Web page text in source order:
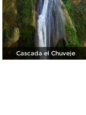
Cascada el Chuveje